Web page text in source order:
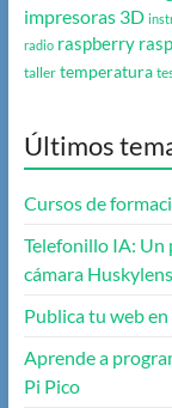
impresoras 3D
radio raspberry
taller temperatura
Últimos
Cursos de
Telefonillo IA: Un
cámara
Publica tu web
Aprende a
Pi Pico